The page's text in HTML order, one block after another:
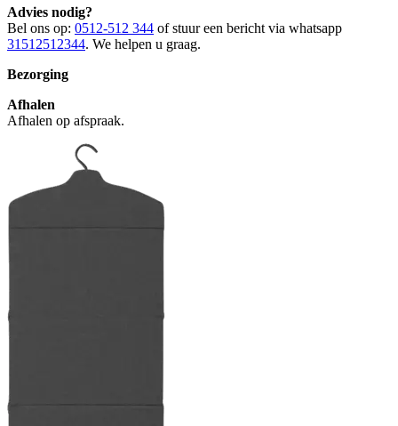
Advies nodig?
Bel ons op: 0512-512 344 of stuur een bericht via whatsapp
31512512344. We helpen u graag.
Bezorging
Afhalen
Afhalen op afspraak.